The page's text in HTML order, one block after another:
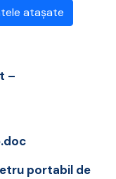
atașate
–
portabil de